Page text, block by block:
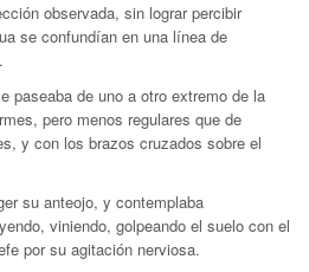
observada, sin lograr percibir
se confundían en una línea de
paseaba de uno a otro extremo de la
pero menos regulares que de
y con los brazos cruzados sobre el
su anteojo, y contemplaba
viniendo, golpeando el suelo con el
por su agitación nerviosa.